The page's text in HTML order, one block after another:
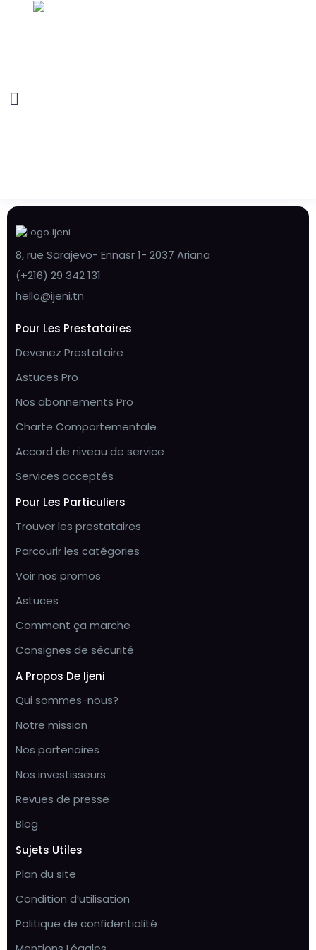
8, rue Sarajevo- Ennasr 1- 2037 Ariana
(+216) 29 342 131
hello@ijeni.tn
Pour Les Prestataires
Devenez Prestataire
Astuces Pro
Nos abonnements Pro
Charte Comportementale
Accord de niveau de service
Services acceptés
Pour Les Particuliers
Trouver les prestataires
Parcourir les catégories
Voir nos promos
Astuces
Comment ça marche
Consignes de sécurité
A Propos De Ijeni
Qui sommes-nous?
Notre mission
Nos partenaires
Nos investisseurs
Revues de presse
Blog
Sujets Utiles
Plan du site
Condition d’utilisation
Politique de confidentialité